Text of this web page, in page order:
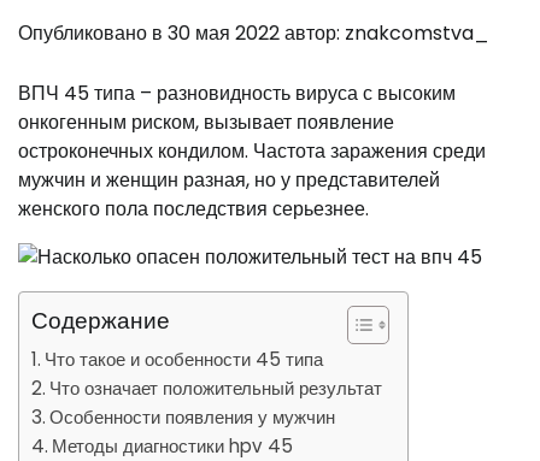
Опубликовано в 30 мая 2022автор: znakcomstva_
ВПЧ 45 типа – разновидность вируса с высоким
онкогенным риском, вызывает появление
остроконечных кондилом. Частота заражения среди
мужчин и женщин разная, но у представителей
женского пола последствия серьезнее.
Содержание
Что такое и особенности 45 типа
Что означает положительный результат
Особенности появления у мужчин
Методы диагностики hpv 45